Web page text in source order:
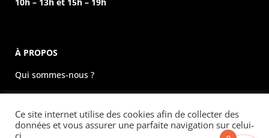
À PROPOS
Qui sommes-nous ?
La boutique physique
Évènements
Ce site internet utilise des cookies afin de collecter des
données et vous assurer une parfaite navigation sur celui-
ci.